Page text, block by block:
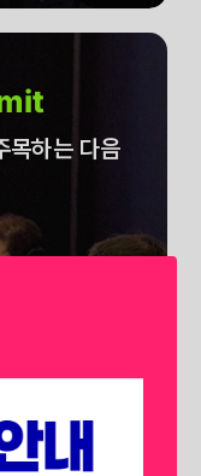
목하는 다음
더들은
을 까요?
피지컬
미래를